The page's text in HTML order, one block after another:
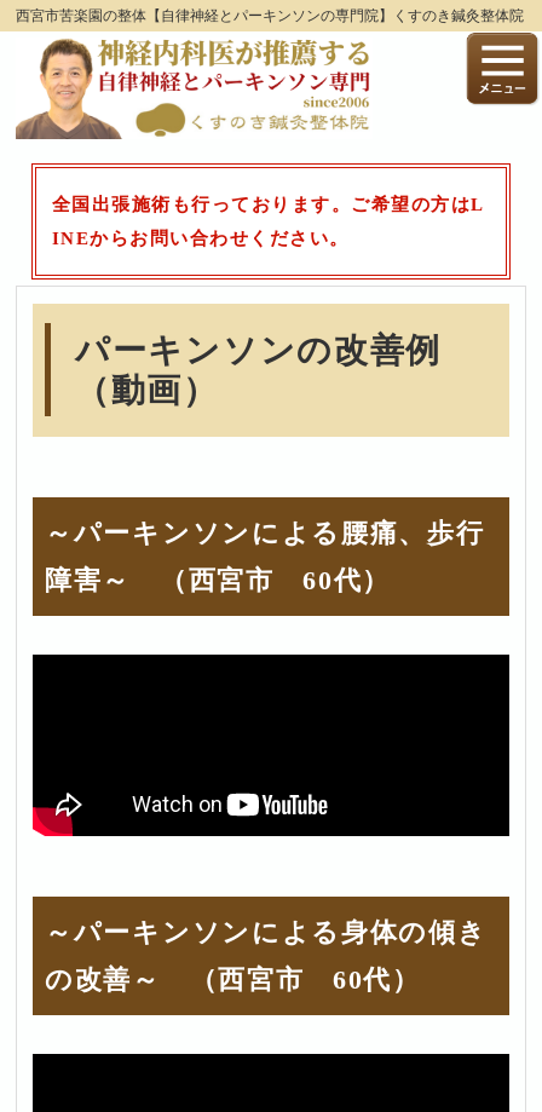
西宮市苦楽園の整体【自律神経とパーキンソンの専門院】くすのき鍼灸整体院
全国出張施術も行っております。ご希望の方はL
INEからお問い合わせください。
パーキンソンの改善例
（動画）
～パーキンソンによる腰痛、歩行
障害～ （西宮市 60代）
～パーキンソンによる身体の傾き
の改善～ （西宮市 60代）